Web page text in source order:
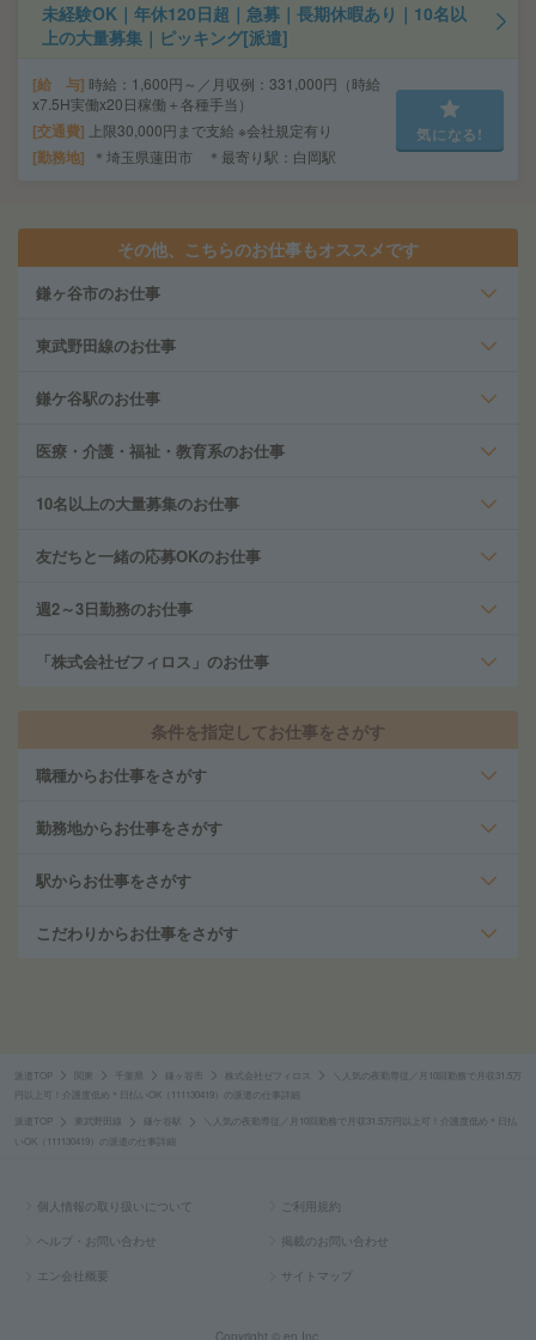
未経験OK｜年休120日超｜急募｜長期休暇あり｜10名以
上の大量募集｜ピッキング[派遣]
給 与 時給：1,600円～／月収例：331,000円（時給
x7.5H実働x20日稼働＋各種手当）
交通費 上限30,000円まで支給 ※会社規定有り
勤務地 ＊埼玉県蓮田市 ＊最寄り駅：白岡駅
気になる!
その他、こちらのお仕事もオススメです
鎌ヶ谷市のお仕事
東武野田線のお仕事
鎌ケ谷駅のお仕事
医療・介護・福祉・教育系のお仕事
10名以上の大量募集のお仕事
友だちと一緒の応募OKのお仕事
週2～3日勤務のお仕事
「株式会社ゼフィロス」のお仕事
条件を指定してお仕事をさがす
職種からお仕事をさがす
勤務地からお仕事をさがす
駅からお仕事をさがす
こだわりからお仕事をさがす
派遣TOP 関東 千葉県 鎌ヶ谷市 株式会社ゼフィロス
＼人気の夜勤専従／月10回勤務で月収31.5万
円以上可！介護度低め＊日払いOK（111130419）の派遣の仕事詳細
派遣TOP 東武野田線 鎌ケ谷駅
＼人気の夜勤専従／月10回勤務で月収31.5万円以上可！介護度低め＊日払
いOK（111130419）の派遣の仕事詳細
個人情報の取り扱いについて ご利用規約
ヘルプ・お問い合わせ 掲載のお問い合わせ
エン会社概要 サイトマップ
Copyright © en Inc.